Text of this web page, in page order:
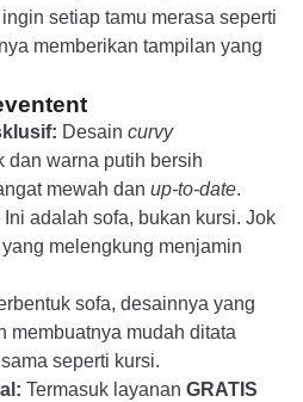
setiap tamu merasa seperti
memberikan tampilan yang
Desain curvy
dan warna putih bersih
mewah dan up-to-date.
Ini adalah sofa, bukan kursi. Jok
melengkung menjamin
sofa, desainnya yang
membuatnya mudah ditata
seperti kursi.
Termasuk layanan GRATIS